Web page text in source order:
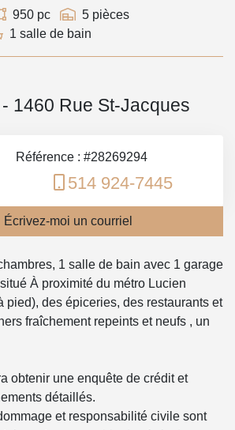
950 pc
5 pièces
1 salle de bain
1460 Rue St-Jacques
Référence : #28269294
514 924-7445
Écrivez-moi un courriel
1 salle de bain avec 1 garage
À proximité du métro Lucien
pied), des épiceries, des restaurants et
fraîchement repeints et neufs , un
obtenir une enquête de crédit et
détaillés.
et responsabilité civile sont